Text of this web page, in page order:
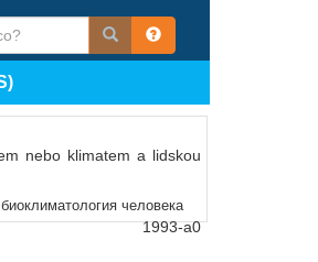
nebo klimatem a lidskou
человека
1993-a0